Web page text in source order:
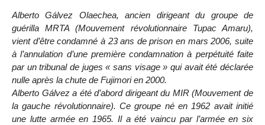
Alberto Gálvez Olaechea, ancien dirigeant du groupe de
guérilla MRTA (Mouvement révolutionnaire Tupac Amaru),
vient d’être condamné à 23 ans de prison en mars 2006, suite
à l’annulation d’une première condamnation à perpétuité faite
par un tribunal de juges « sans visage » qui avait été déclarée
nulle après la chute de Fujimori en 2000.
Alberto Gálvez a été d’abord dirigeant du MIR (Mouvement de
la gauche révolutionnaire). Ce groupe né en 1962 avait initié
une lutte armée en 1965. Il a été vaincu par l’armée en six